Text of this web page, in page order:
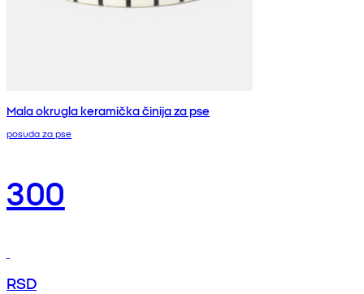
Mala okrugla keramička činija za pse
posuda za pse
300
RSD